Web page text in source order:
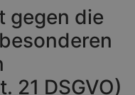
gegen die
21 DSGVO)